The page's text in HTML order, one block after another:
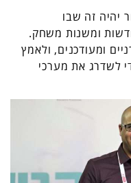
יהיה זה שבו
חדשות ומשנות משחק.
ומעודכנים, ולאמץ
לשדרג את מערכי